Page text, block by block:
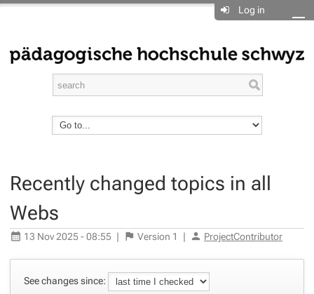
Log in
Recently changed topics in all
Webs
13 Nov 2025 - 08:55 | Version 1 | ProjectContributor
See changes since: